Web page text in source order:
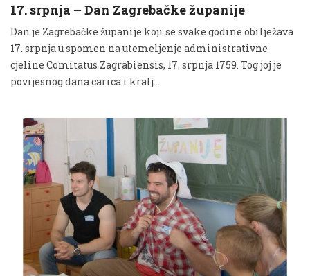
17. srpnja – Dan Zagrebačke županije
Dan je Zagrebačke županije koji se svake godine obilježava
17. srpnja u spomen na utemeljenje administrativne
cjeline Comitatus Zagrabiensis, 17. srpnja 1759. Tog joj je
povijesnog dana carica i kralj...